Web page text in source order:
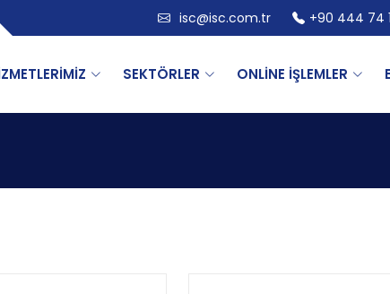
isc@isc.com.tr +90 444 74
SEKTÖRLER ONLİNE İŞLEMLER